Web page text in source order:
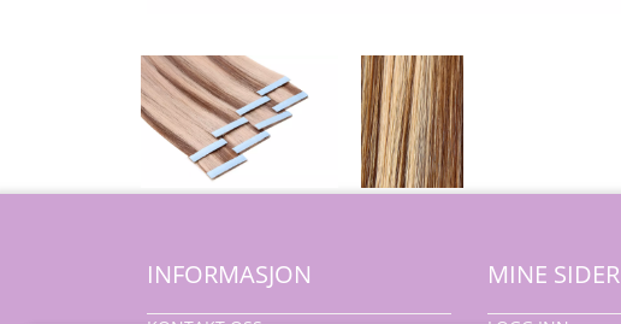
INFORMASJON MINE SIDER